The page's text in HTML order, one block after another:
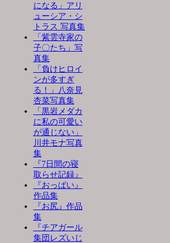
になる」アリ
ューシア・シ
トラス 写真集
「紫雲寺家の
子〇たち」写
真集
「負けヒロイ
ンが多すぎ
る！」八奈見
杏菜写真集
「黒岩メダカ
に私の可愛い
が通じない」
川井モナ写真
集
『7日間の寝
取らせ記録』
『おっぱい』
作品集
『お尻』作品
集
『チアガール
集団レズいじ